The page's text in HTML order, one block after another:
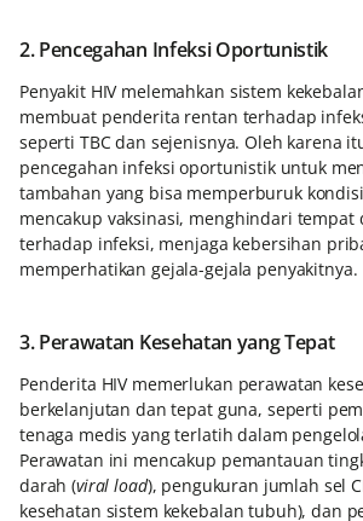
2. Pencegahan Infeksi Oportunistik
Penyakit HIV melemahkan sistem
membuat penderita rentan terhadap
seperti TBC dan sejenisnya. Oleh karena
pencegahan infeksi oportunistik untuk
tambahan yang bisa memperburuk
mencakup vaksinasi, menghindari tempat
terhadap infeksi, menjaga kebersihan
memperhatikan gejala-gejala penyakitnya.
3. Perawatan Kesehatan yang Tepat
Penderita HIV memerlukan perawatan
berkelanjutan dan tepat guna, seperti
tenaga medis yang terlatih dalam
Perawatan ini mencakup pemantauan
darah (viral load), pengukuran jumlah sel
kesehatan sistem kekebalan tubuh), dan